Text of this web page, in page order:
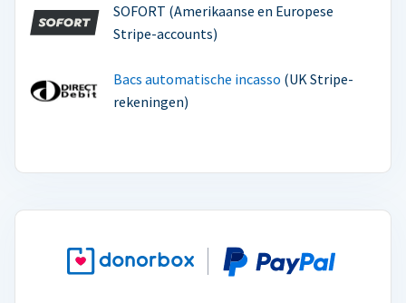
SOFORT (Amerikaanse en Europese
Stripe-accounts)
Bacs automatische incasso (UK Stripe-
rekeningen)